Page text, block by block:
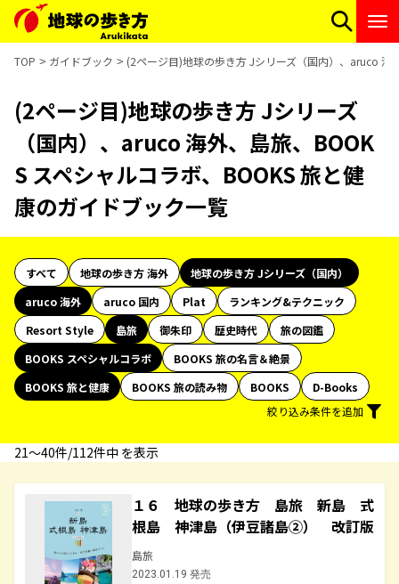
TOP ガイドブック (2ページ目)地球の歩き方 Jシリーズ（国内）、aruco 海
(2ページ目)地球の歩き方 Jシリーズ
（国内）、aruco 海外、島旅、BOOK
S スペシャルコラボ、BOOKS 旅と健
康のガイドブック一覧
すべて 地球の歩き方 海外
地球の歩き方 Jシリーズ（国内）
aruco 海外
aruco 国内 Plat
ランキング&テクニック
Resort Style
島旅 御朱印 歴史時代
旅の図鑑
BOOKS スペシャルコラボ
BOOKS 旅の名言＆絶景
BOOKS 旅と健康
BOOKS 旅の読み物 BOOKS
D-Books
絞り込み条件を追加
21〜40件/112件中 を表示
１６ 地球の歩き方 島旅 新島 式
根島 神津島（伊豆諸島②） 改訂版
島旅
2023.01.19 発売